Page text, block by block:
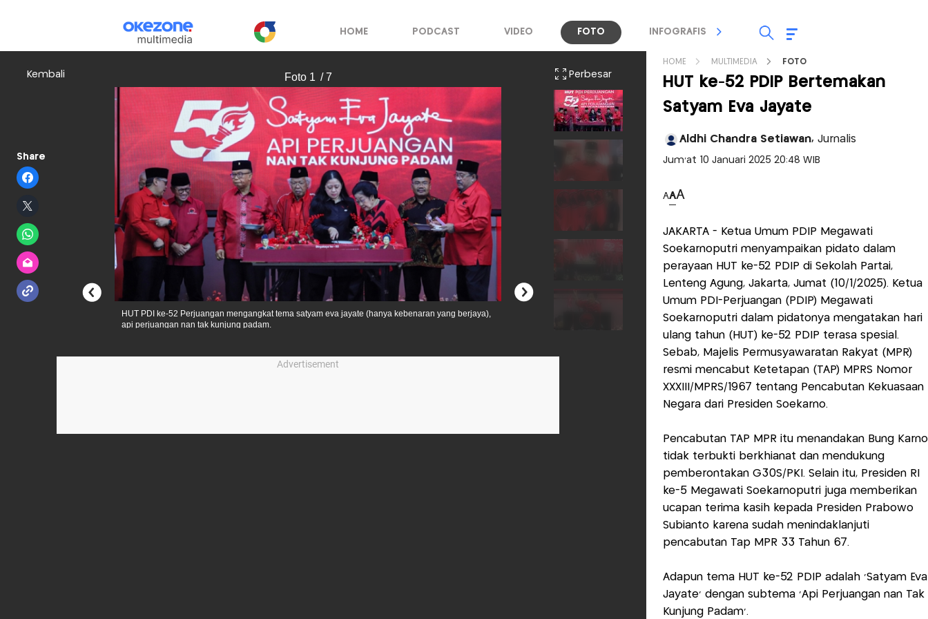
HOME PODCAST VIDEO FOTO INFOGRAFIS TV STREAMING
Kembali
Share
Foto 1 / 7 Perbesar
HUT PDI ke-52 Perjuangan mengangkat tema satyam eva jayate (hanya kebenaran yang berjaya),
api perjuangan nan tak kunjung padam.
Advertisement
HOME MULTIMEDIA FOTO
HUT ke-52 PDIP Bertemakan
Satyam Eva Jayate
Aldhi Chandra Setiawan, Jurnalis
Jum'at 10 Januari 2025 20:48 WIB
AAA
JAKARTA - Ketua Umum PDIP Megawati
Soekarnoputri menyampaikan pidato dalam
perayaan HUT ke-52 PDIP di Sekolah Partai,
Lenteng Agung, Jakarta, Jumat (10/1/2025). Ketua
Umum PDI-Perjuangan (PDIP) Megawati
Soekarnoputri dalam pidatonya mengatakan hari
ulang tahun (HUT) ke-52 PDIP terasa spesial.
Sebab, Majelis Permusyawaratan Rakyat (MPR)
resmi mencabut Ketetapan (TAP) MPRS Nomor
XXXIII/MPRS/1967 tentang Pencabutan Kekuasaan
Negara dari Presiden Soekarno.
Pencabutan TAP MPR itu menandakan Bung Karno
tidak terbukti berkhianat dan mendukung
pemberontakan G30S/PKI. Selain itu, Presiden RI
ke-5 Megawati Soekarnoputri juga memberikan
ucapan terima kasih kepada Presiden Prabowo
Subianto karena sudah menindaklanjuti
pencabutan Tap MPR 33 Tahun 67.
Adapun tema HUT ke-52 PDIP adalah 'Satyam Eva
Jayate' dengan subtema 'Api Perjuangan nan Tak
Kunjung Padam'.